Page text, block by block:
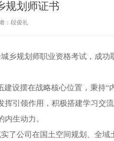
规划师证书
：段俊礼
乡规划师职业资格考试，成功
建设摆在战略核心位置，秉持“
引领作用，积极搭建学习交
生动力。
了公司 在国土空间规划、全域